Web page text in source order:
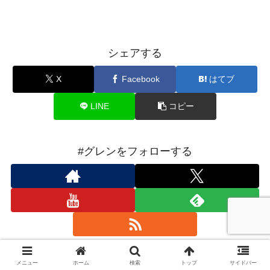
シェアする
X Facebook はてブ
LINE コピー
#グレンをフォローする
glenn
メニュー ホーム 検索 トップ サイドバー